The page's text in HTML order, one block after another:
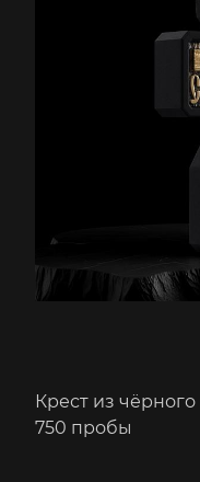
Крест из
750 пробы